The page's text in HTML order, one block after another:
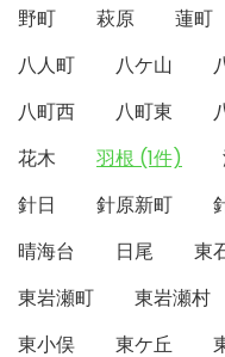
野町 萩原 蓮町
八人町
八ケ山
八町西
八町東
花木
羽根 (1件)
針日
針原新町
晴海台
日尾 東
東岩瀬町
東岩瀬村
東小俣
東ケ丘